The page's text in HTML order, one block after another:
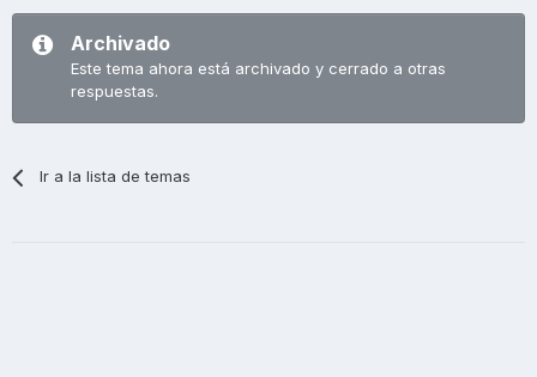
Archivado
Este tema ahora está archivado y cerrado a otras
respuestas.
Ir a la lista de temas